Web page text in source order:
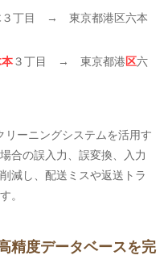
３丁目 → 東京都港区六本
３丁目 → 東京都港区六
ーニングシステムを活用す
合の誤入力、誤変換、入力
減し、配送ミスや返送トラ
。
精度データベースを完